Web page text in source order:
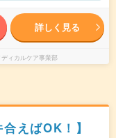
詳しく見る
ィカルケア事業部
えばOK！】